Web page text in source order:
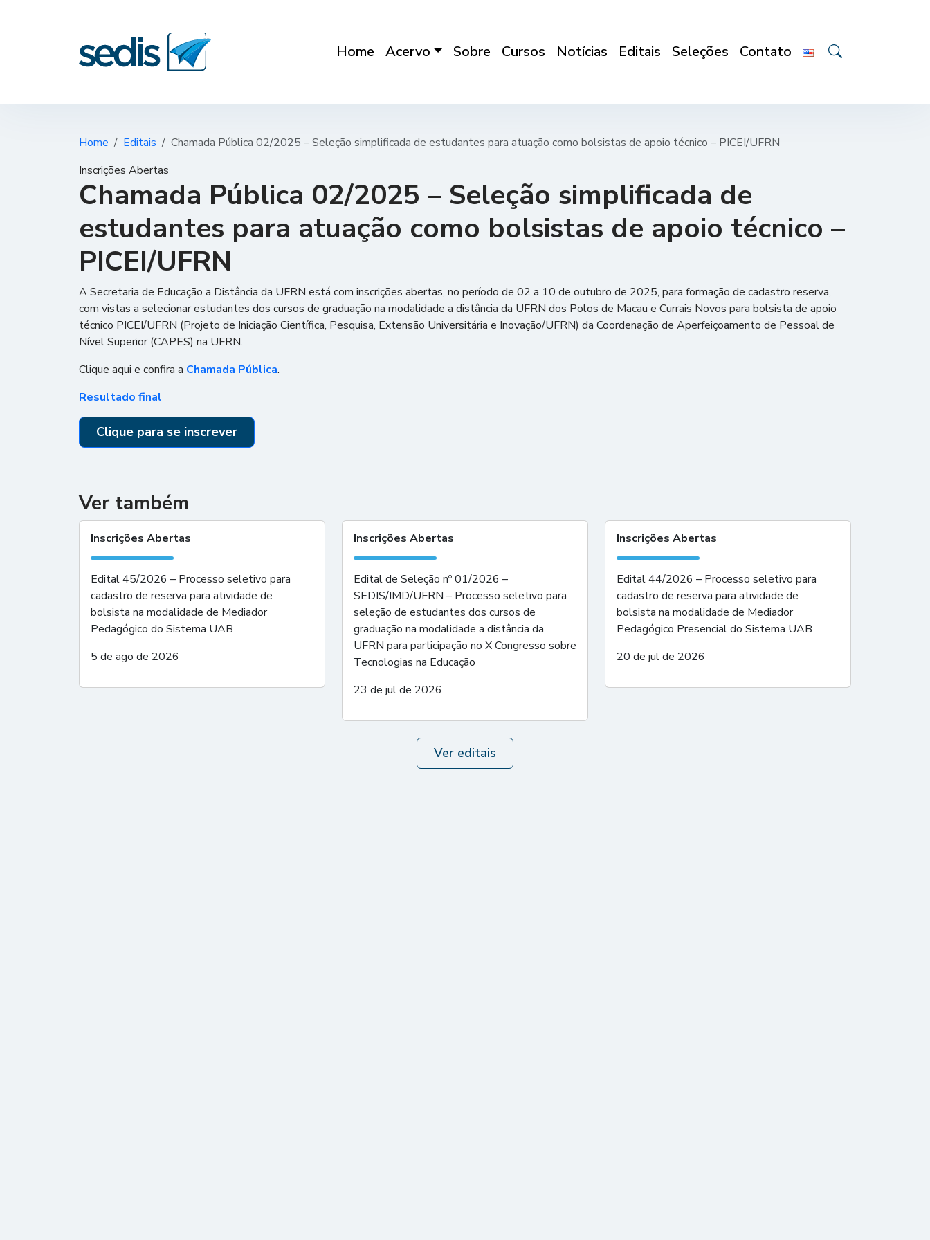
Home Acervo Sobre Cursos Notícias Editais Seleções Contato
Home Editais
Chamada Pública 02/2025 – Seleção simplificada de estudantes para atuação como bolsistas de apoio técnico – PICEI/UFRN
Inscrições Abertas
Chamada Pública 02/2025 – Seleção simplificada de
estudantes para atuação como bolsistas de apoio técnico –
PICEI/UFRN
A Secretaria de Educação a Distância da UFRN está com inscrições abertas, no período de 02 a 10 de outubro de 2025, para formação de cadastro reserva,
com vistas a selecionar estudantes dos cursos de graduação na modalidade a distância da UFRN dos Polos de Macau e Currais Novos para bolsista de apoio
técnico PICEI/UFRN (Projeto de Iniciação Científica, Pesquisa, Extensão Universitária e Inovação/UFRN) da Coordenação de Aperfeiçoamento de Pessoal de
Nível Superior (CAPES) na UFRN.
Clique aqui e confira a Chamada Pública.
Resultado final
Clique para se inscrever
Ver também
Inscrições Abertas
Edital 45/2026 – Processo seletivo para
cadastro de reserva para atividade de
bolsista na modalidade de Mediador
Pedagógico do Sistema UAB
5 de ago de 2026
Inscrições Abertas
Edital de Seleção nº 01/2026 –
SEDIS/IMD/UFRN – Processo seletivo para
seleção de estudantes dos cursos de
graduação na modalidade a distância da
UFRN para participação no X Congresso sobre
Tecnologias na Educação
23 de jul de 2026
Inscrições Abertas
Edital 44/2026 – Processo seletivo para
cadastro de reserva para atividade de
bolsista na modalidade de Mediador
Pedagógico Presencial do Sistema UAB
20 de jul de 2026
Ver editais